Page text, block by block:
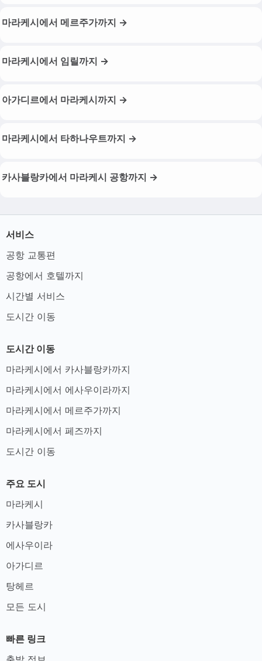
마라케시에서 메르주가까지 →
마라케시에서 임릴까지 →
아가디르에서 마라케시까지 →
마라케시에서 타하나우트까지 →
카사블랑카에서 마라케시 공항까지 →
서비스
공항 교통편
공항에서 호텔까지
시간별 서비스
도시간 이동
도시간 이동
마라케시에서 카사블랑카까지
마라케시에서 에사우이라까지
마라케시에서 메르주가까지
마라케시에서 페즈까지
도시간 이동
주요 도시
마라케시
카사블랑카
에사우이라
아가디르
탕헤르
모든 도시
빠른 링크